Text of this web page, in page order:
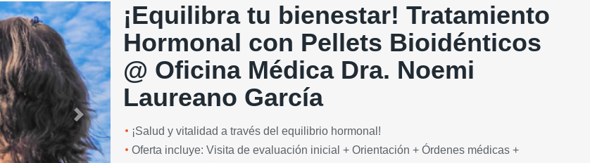
Next
¡Equilibra tu bienestar! Tratamiento
Hormonal con Pellets Bioidénticos
@ Oficina Médica Dra. Noemi
Laureano García
¡Salud y vitalidad a través del equilibrio hormonal!
Oferta incluye: Visita de evaluación inicial + Orientación + Órdenes médicas +